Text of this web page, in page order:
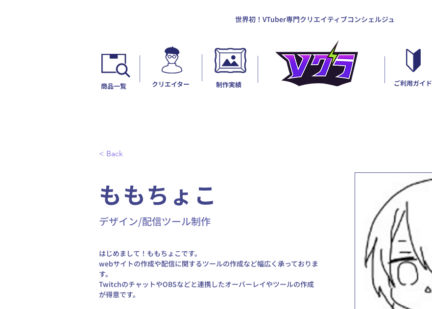
世界初！VTuber専門クリエイティブコンシェルジュ
​商品一覧 ​クリエイター 制作実績 ご利用ガイド
< Back
ももちょこ
デザイン/配信ツール制作
はじめまして！ももちょこです。
webサイトの作成や配信に関するツールの作成など幅広く承っておりま
す。
TwitchのチャットやOBSなどと連携したオーバーレイやツールの作成
が得意です。